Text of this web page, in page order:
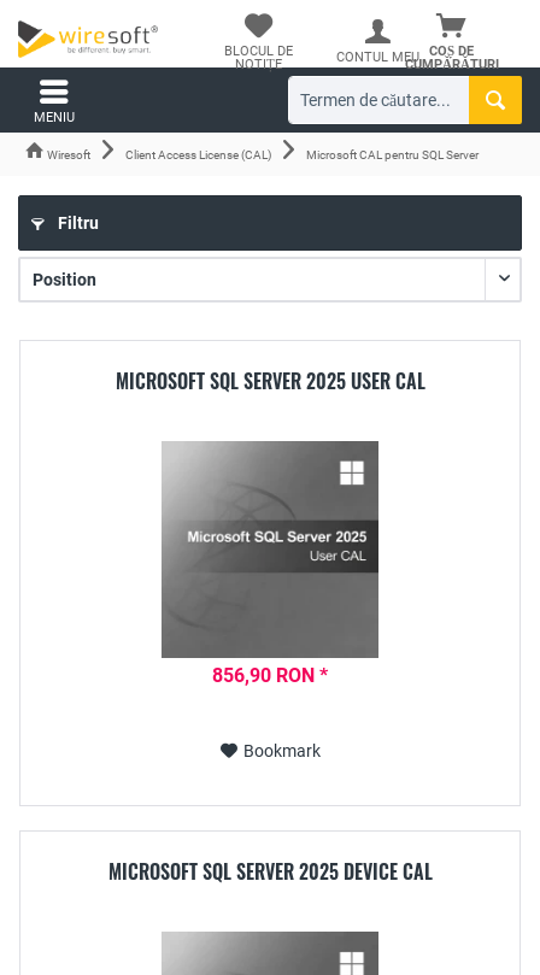
COȘ DE
CUMPĂRĂTURI
BLOCUL DE
NOTIȚE
CONTUL MEU
MENIU
Wiresoft Client Access License (CAL) Microsoft CAL pentru SQL Server
Filtru
MICROSOFT SQL SERVER 2025 USER CAL
856,90 RON *
Bookmark
MICROSOFT SQL SERVER 2025 DEVICE CAL